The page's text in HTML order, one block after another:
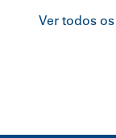
Ver todos